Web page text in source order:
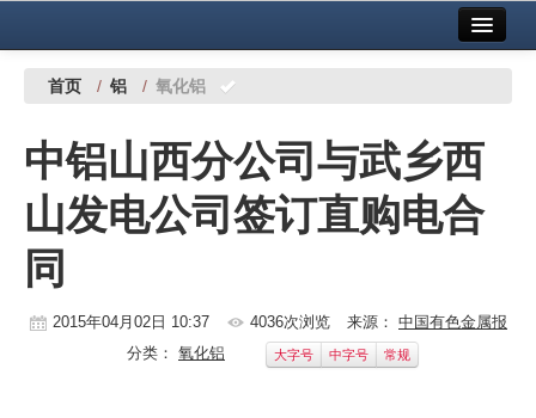
中国有色金属报社主办 广告服务
铜镍铅锌
稀有稀土
有色市场
首页 / 铝 / 氧化铝
中铝山西分公司与武乡西
山发电公司签订直购电合
同
2015年04月02日 10:37 4036次浏览 来源： 中国有色金属报
分类： 氧化铝 大字号 中字号 常规